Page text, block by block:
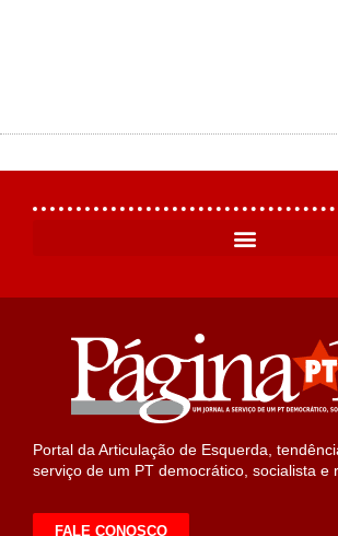
Portal da Articulação de Esquerda,
serviço de um PT democrático, socialista e
FALE CONOSCO